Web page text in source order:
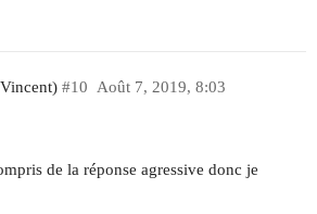
Août 7, 2019, 8:03
#10
de la réponse agressive donc je